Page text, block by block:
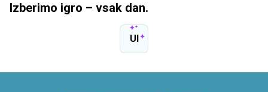
Izberimo igro – vsak dan.
UI